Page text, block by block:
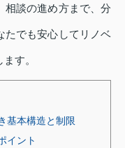
相談の進め方まで、分
たでも安心してリノベ
す。
基本構造と制限
イント